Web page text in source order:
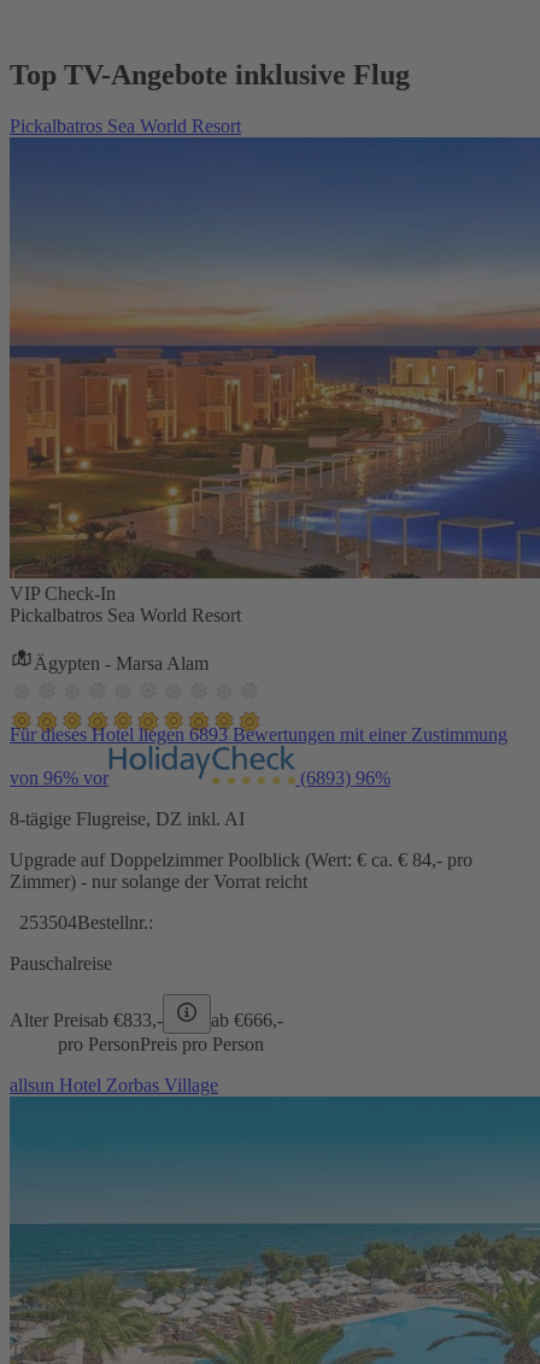
Top TV-Angebote inklusive Flug
Pickalbatros Sea World Resort
VIP Check-In
Pickalbatros Sea World Resort
Ägypten - Marsa Alam
Für dieses Hotel liegen 6893 Bewertungen mit einer Zustimmung
von 96% vor (6893) 96%
8-tägige Flugreise, DZ inkl. AI
Upgrade auf Doppelzimmer Poolblick (Wert: € ca. € 84,- pro
Zimmer) - nur solange der Vorrat reicht
253504Bestellnr.:
Pauschalreise
Alter Preisab €833,- ab €666,-
pro PersonPreis pro Person
allsun Hotel Zorbas Village